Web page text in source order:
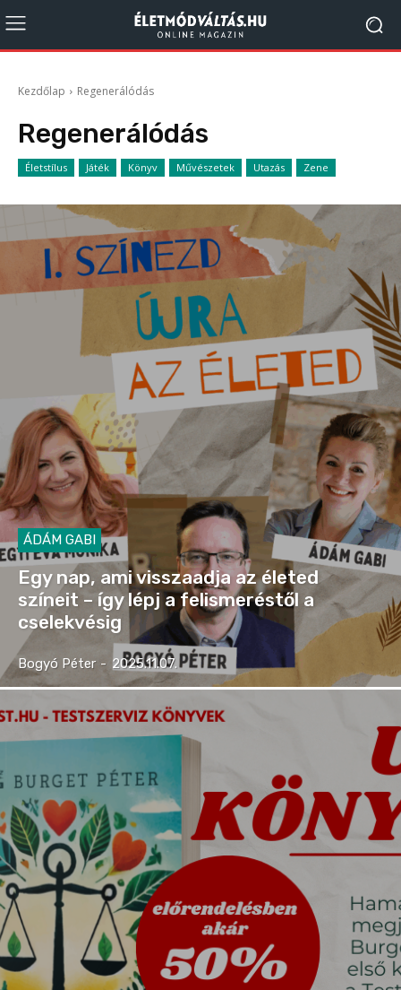
Kezdőlap Regenerálódás
Regenerálódás
Életstílus Játék Könyv Művészetek Utazás Zene
ÁDÁM GABI
Egy nap, ami visszaadja az életed
színeit – így lépj a felismeréstől a
cselekvésig
Bogyó Péter - 2025.11.07.